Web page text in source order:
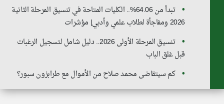
تبدأ من 64.06%.. الكليات المتاحة في تنسيق المرحلة الثانية
2026 ومفاجأة لطلاب علمي وأدبي| مؤشرات
تنسيق المرحلة الأولى 2026.. دليل شامل لتسجيل الرغبات
قبل غلق الباب
كم سيتقاضى محمد صلاح من الأموال مع طرابزون سبور؟